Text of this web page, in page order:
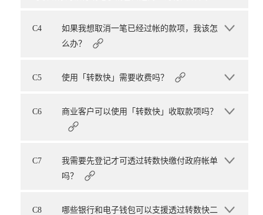
C4
如果我想取消一笔已经过帐的款项，我该怎
么办？
C5 使用「转数快」需要收费吗？
C6 商业客户可以使用「转数快」收取款项吗？
C7
我需要先登记才可透过转数快缴付政府帐单
吗？
C8
哪些银行和电子钱包可以支援透过转数快二